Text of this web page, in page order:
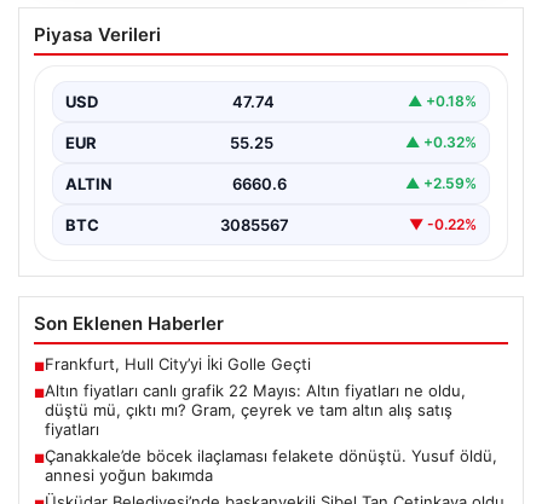
Altın fiyatları canlı grafik 22 Mayıs: Altın
fiyatları ne oldu, düştü mü, çıktı mı?
fiyatları
Piyasa Verileri
USD 47.74 ▲ +0.18%
EUR 55.25 ▲ +0.32%
ALTIN 6660.6 ▲ +2.59%
BTC 3085567 ▼ -0.22%
Son Eklenen Haberler
■Frankfurt, Hull City’yi İki Golle Geçti
■Altın fiyatları canlı grafik 22 Mayıs: Altın fiyatları ne oldu,
düştü mü, çıktı mı? Gram, çeyrek ve tam altın alış satış
fiyatları
■Çanakkale’de böcek ilaçlaması felakete dönüştü. Yusuf öldü,
annesi yoğun bakımda